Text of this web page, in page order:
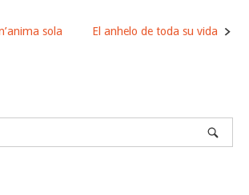
sola El anhelo de toda su vida